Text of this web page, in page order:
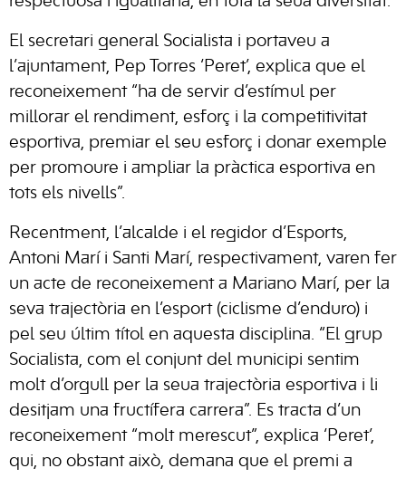
El secretari general Socialista i portaveu a
l’ajuntament, Pep Torres ‘Peret’, explica que el
reconeixement “ha de servir d’estímul per
millorar el rendiment, esforç i la competitivitat
esportiva, premiar el seu esforç i donar exemple
per promoure i ampliar la pràctica esportiva en
tots els nivells”.
Recentment, l’alcalde i el regidor d’Esports,
Antoni Marí i Santi Marí, respectivament, varen fer
un acte de reconeixement a Mariano Marí, per la
seva trajectòria en l’esport (ciclisme d’enduro) i
pel seu últim títol en aquesta disciplina. “El grup
Socialista, com el conjunt del municipi sentim
molt d’orgull per la seua trajectòria esportiva i li
desitjam una fructífera carrera”. Es tracta d’un
reconeixement “molt merescut”, explica ‘Peret’,
qui, no obstant això, demana que el premi a